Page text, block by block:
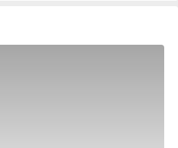
的好评！
：这绝不是一家普通的意面店。
酱汁全手工制作的意面和炖饭。